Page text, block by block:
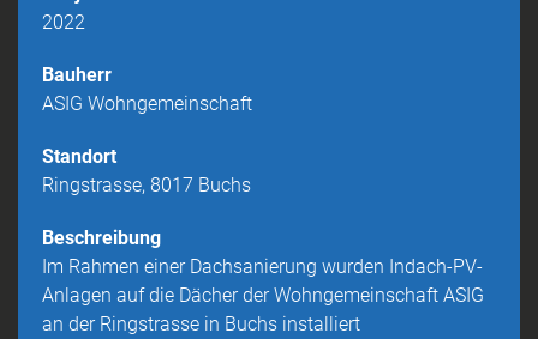
2022
Bauherr
ASIG Wohngemeinschaft
Standort
Ringstrasse, 8017 Buchs
Beschreibung
Im Rahmen einer Dachsanierung wurden Indach-PV-
Anlagen auf die Dächer der Wohngemeinschaft ASIG
an der Ringstrasse in Buchs installiert